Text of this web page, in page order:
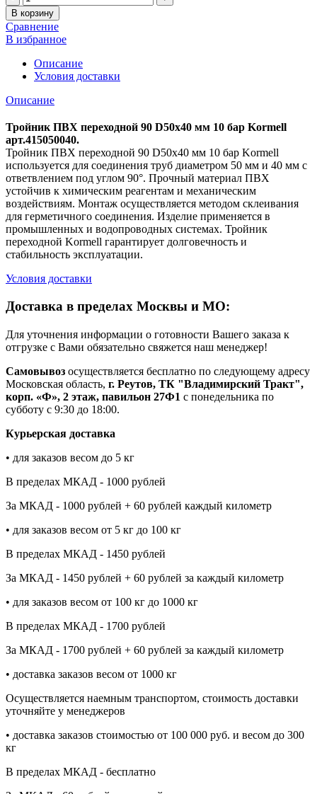
В корзину
Сравнение
В избранное
Описание
Условия доставки
Описание
Тройник ПВХ переходной 90 D50х40 мм 10 бар Kormell
арт.415050040.
Тройник ПВХ переходной 90 D50х40 мм 10 бар Kormell
используется для соединения труб диаметром 50 мм и 40 мм с
ответвлением под углом 90°. Прочный материал ПВХ
устойчив к химическим реагентам и механическим
воздействиям. Монтаж осуществляется методом склеивания
для герметичного соединения. Изделие применяется в
промышленных и водопроводных системах. Тройник
переходной Kormell гарантирует долговечность и
стабильность эксплуатации.
Условия доставки
Доставка в пределах Москвы и МО:
Для уточнения информации о готовности Вашего заказа к
отгрузке с Вами обязательно свяжется наш менеджер!
Самовывоз осуществляется бесплатно по следующему адресу
Московская область, г. Реутов, ТК "Владимирский Тракт",
корп. «Ф», 2 этаж, павильон 27Ф1 с понедельника по
субботу с 9:30 до 18:00.
Курьерская доставка
• для заказов весом до 5 кг
В пределах МКАД - 1000 рублей
За МКАД - 1000 рублей + 60 рублей каждый километр
• для заказов весом от 5 кг до 100 кг
В пределах МКАД - 1450 рублей
За МКАД - 1450 рублей + 60 рублей за каждый километр
• для заказов весом от 100 кг до 1000 кг
В пределах МКАД - 1700 рублей
За МКАД - 1700 рублей + 60 рублей за каждый километр
• доставка заказов весом от 1000 кг
Осуществляется наемным транспортом, стоимость доставки
уточняйте у менеджеров
• доставка заказов стоимостью от 100 000 руб. и весом до 300
кг
В пределах МКАД - бесплатно